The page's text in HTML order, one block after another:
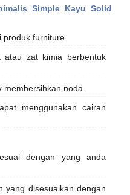
Simple Kayu Solid
furniture.
atau zat kimia berbentuk
noda.
menggunakan cairan
dengan yang anda
yang disesuaikan dengan